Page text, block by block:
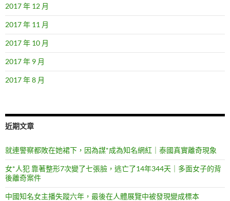
2017 年 12 月
2017 年 11 月
2017 年 10 月
2017 年 9 月
2017 年 8 月
近期文章
就連警察都敗在她裙下，因為謀*成為知名網紅｜泰國真實離奇現象
女*人犯 靠著整形7次變了七張臉，逃亡了14年344天｜多面女子的背
後離奇案件
中國知名女主播失蹤六年，最後在人體展覽中被發現變成標本